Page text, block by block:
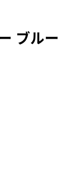
ブルー